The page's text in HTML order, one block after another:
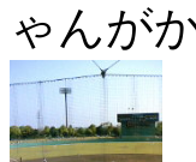
ゃんが